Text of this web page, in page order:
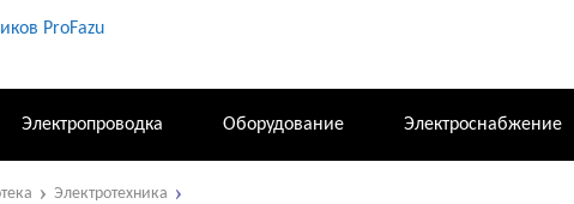
Электропроводка Оборудование Электроснабжение
Электротехника